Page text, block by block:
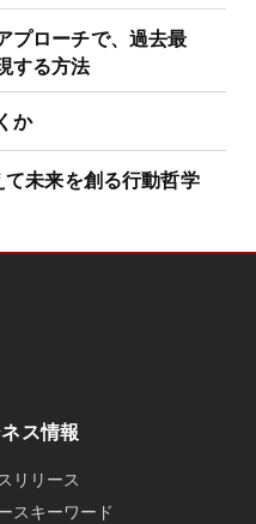
ローチで、過去最
する方法
か
て未来を創る行動哲学
ス情報
リリース
スキーワード